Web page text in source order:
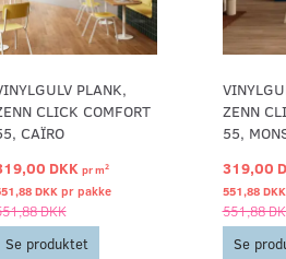
PLANK,
CLICK COMFORT
CAÏRO
DKK prm2
DKK pr pakke
DKK
Se produktet
ZENN
55,
319,00
551,88
551,88
Se